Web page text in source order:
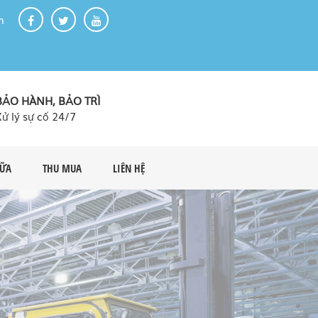
HÀNH, BẢO TRÌ
lý sự cố 24/7
THU MUA LIÊN HỆ